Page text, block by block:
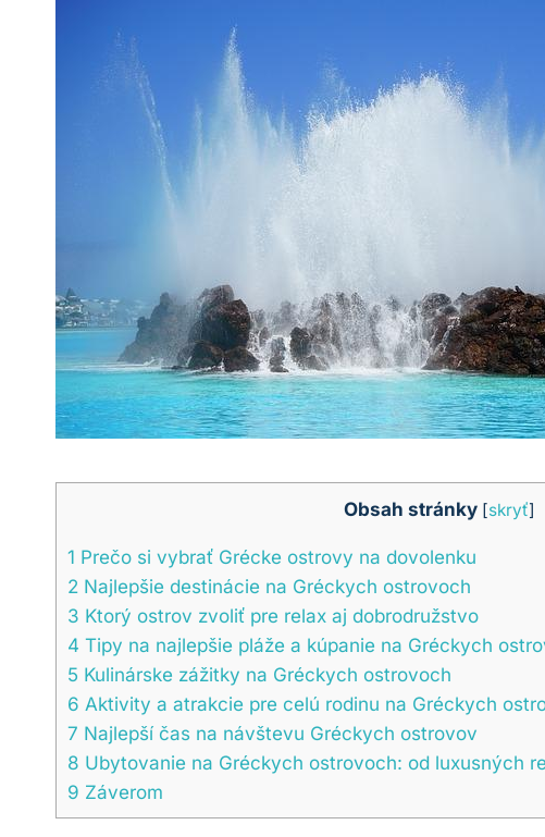
Obsah stránky [skryť]
1 Prečo si vybrať Grécke ostrovy na dovolenku
2 Najlepšie destinácie na Gréckych ostrovoch
3 Ktorý ostrov zvoliť pre relax aj dobrodružstvo
4 Tipy na najlepšie pláže a kúpanie na Gréckych
5 Kulinárske zážitky na Gréckych ostrovoch
6 Aktivity a atrakcie pre celú rodinu na Gréckych
7 Najlepší čas na návštevu Gréckych ostrovov
8 Ubytovanie na Gréckych ostrovoch: od luxusných
9 Záverom